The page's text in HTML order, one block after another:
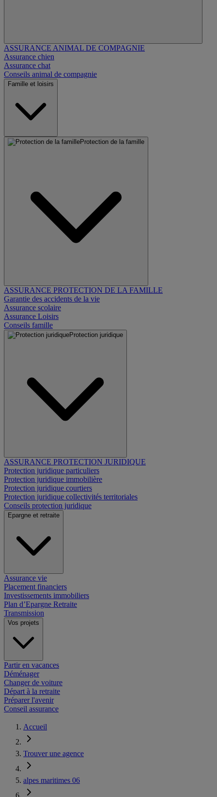
ASSURANCE ANIMAL DE COMPAGNIE
Assurance chien
Assurance chat
Conseils animal de compagnie
Famille et loisirs
Protection de la famille
ASSURANCE PROTECTION DE LA FAMILLE
Garantie des accidents de la vie
Assurance scolaire
Assurance Loisirs
Conseils famille
Protection juridique
ASSURANCE PROTECTION JURIDIQUE
Protection juridique particuliers
Protection juridique immobilière
Protection juridique courtiers
Protection juridique collectivités territoriales
Conseils protection juridique
Epargne et retraite
Assurance vie
Placement financiers
Investissements immobiliers
Plan d’Epargne Retraite
Transmission
Vos projets
Partir en vacances
Déménager
Changer de voiture
Départ à la retraite
Préparer l'avenir
Conseil assurance
Accueil
Trouver une agence
alpes maritimes 06